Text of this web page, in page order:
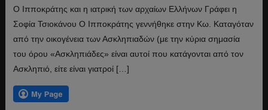
Ο Ιπποκράτης και η ιατρική των αρχαίων Ελλήνων Γράφει η
Σοφία Τσιοκάνου Ο Ιπποκράτης γεννήθηκε στην Κω. Καταγόταν
από την οικογένεια των Ασκληπιαδών (με την κύρια σημασία
του όρου «Ασκληπιάδες» είναι αυτοί που κατάγονται από τον
Ασκληπιό, είτε είναι γιατροί […]